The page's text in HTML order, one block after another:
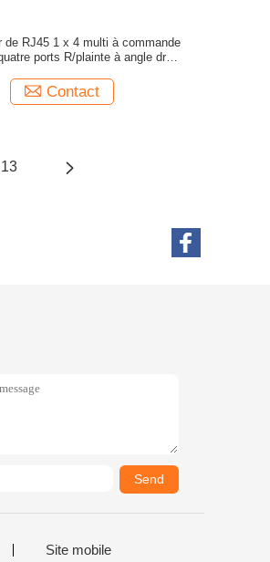
de RJ45 1 x 4 multi à commande
ports R/plainte à angle droit
Contact
13
Send
Site mobile